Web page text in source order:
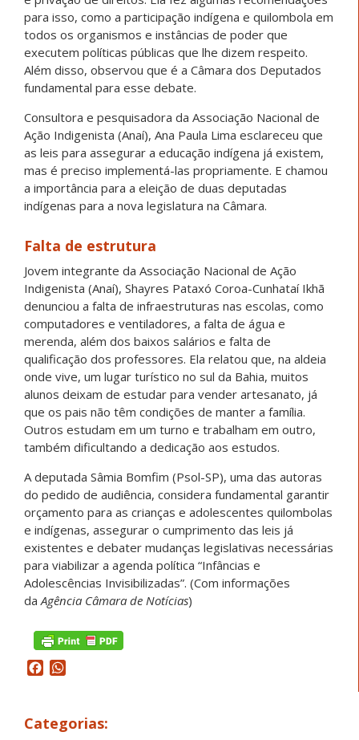
para isso, como a participação indígena e quilombola em
todos os organismos e instâncias de poder que
executem políticas públicas que lhe dizem respeito.
Além disso, observou que é a Câmara dos Deputados
fundamental para esse debate.
Consultora e pesquisadora da Associação Nacional de
Ação Indigenista (Anaí), Ana Paula Lima esclareceu que
as leis para assegurar a educação indígena já existem,
mas é preciso implementá-las propriamente. E chamou
a importância para a eleição de duas deputadas
indígenas para a nova legislatura na Câmara.
Falta de estrutura
Jovem integrante da Associação Nacional de Ação
Indigenista (Anaí), Shayres Pataxó Coroa-Cunhataí Ikhã
denunciou a falta de infraestruturas nas escolas, como
computadores e ventiladores, a falta de água e
merenda, além dos baixos salários e falta de
qualificação dos professores. Ela relatou que, na aldeia
onde vive, um lugar turístico no sul da Bahia, muitos
alunos deixam de estudar para vender artesanato, já
que os pais não têm condições de manter a família.
Outros estudam em um turno e trabalham em outro,
também dificultando a dedicação aos estudos.
A deputada Sâmia Bomfim (Psol-SP), uma das autoras
do pedido de audiência, considera fundamental garantir
orçamento para as crianças e adolescentes quilombolas
e indígenas, assegurar o cumprimento das leis já
existentes e debater mudanças legislativas necessárias
para viabilizar a agenda política “Infâncias e
Adolescências Invisibilizadas”. (Com informações
da Agência Câmara de Notícias)
Facebook
Categorias: